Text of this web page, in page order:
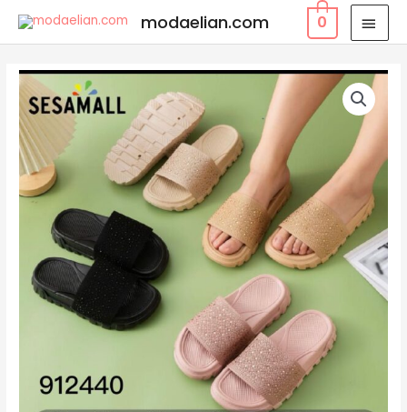
modaelian.com 0